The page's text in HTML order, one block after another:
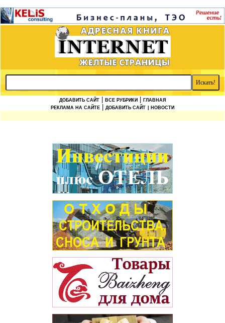
ДОБАВИТЬ САЙТ ВСЕ РУБРИКИ
ГЛАВНАЯ
РЕКЛАМА НА САЙТЕ
ДОБАВИТЬ САЙТ | НОВОСТИ